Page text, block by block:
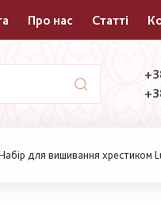
Про нас Статті
для вишивання хрестиком